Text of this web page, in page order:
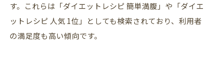
す。これらは「ダイエットレシピ 簡単満腹」や「ダイエ
ットレシピ 人気 1位」としても検索されており、利用者
の満足度も高い傾向です。